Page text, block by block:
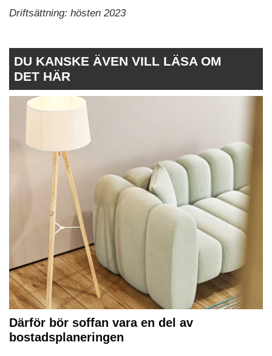
Driftsättning: hösten 2023
DU KANSKE ÄVEN VILL LÄSA OM
DET HÄR
Därför bör soffan vara en del av
bostadsplaneringen